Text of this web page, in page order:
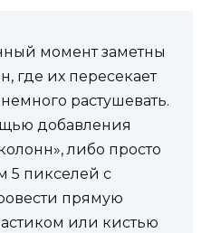
момент заметны
где их пересекает
растушевать.
добавления
либо просто
5 пикселей с
прямую
или кистью